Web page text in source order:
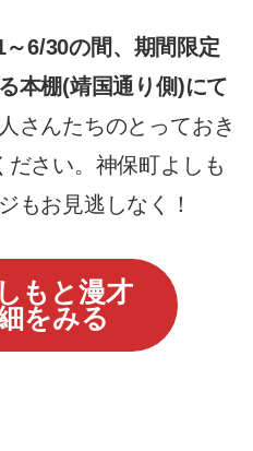
6/30の間、期間限定
本棚(靖国通り側)にて
さんたちのとっておき
さい。神保町よしも
もお見逃しなく！
もと漫才
をみる